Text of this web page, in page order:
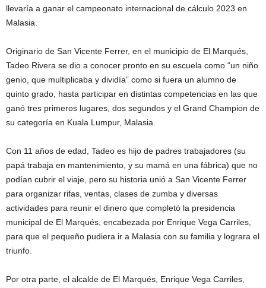
llevaría a ganar el campeonato internacional de cálculo 2023 en
Malasia.
Originario de San Vicente Ferrer, en el municipio de El Marqués,
Tadeo Rivera se dio a conocer pronto en su escuela como “un niño
genio, que multiplicaba y dividía” como si fuera un alumno de
quinto grado, hasta participar en distintas competencias en las que
ganó tres primeros lugares, dos segundos y el Grand Champion de
su categoría en Kuala Lumpur, Malasia.
Con 11 años de edad, Tadeo es hijo de padres trabajadores (su
papá trabaja en mantenimiento, y su mamá en una fábrica) que no
podían cubrir el viaje, pero su historia unió a San Vicente Ferrer
para organizar rifas, ventas, clases de zumba y diversas
actividades para reunir el dinero que completó la presidencia
municipal de El Marqués, encabezada por Enrique Vega Carriles,
para que el pequeño pudiera ir a Malasia con su familia y lograra el
triunfo.
Por otra parte, el alcalde de El Marqués, Enrique Vega Carriles,